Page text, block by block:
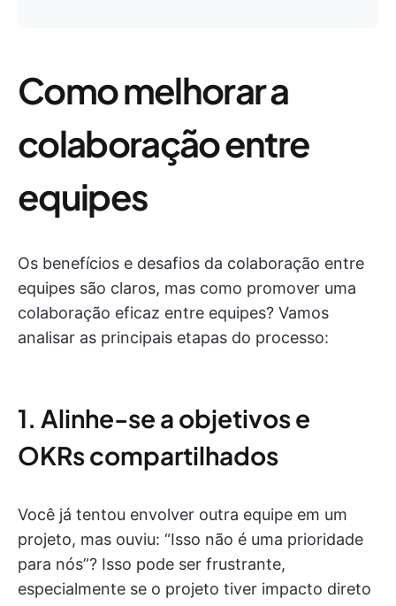
Como melhorar a
colaboração entre
equipes
Os benefícios e desafios da colaboração entre
equipes são claros, mas como promover uma
colaboração eficaz entre equipes? Vamos
analisar as principais etapas do processo:
1. Alinhe-se a objetivos e
OKRs compartilhados
Você já tentou envolver outra equipe em um
projeto, mas ouviu: “Isso não é uma prioridade
para nós”? Isso pode ser frustrante,
especialmente se o projeto tiver impacto direto